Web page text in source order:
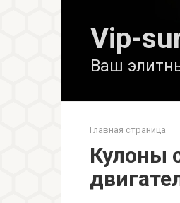
Vip-
Ваш
Главная страница
Кулоны